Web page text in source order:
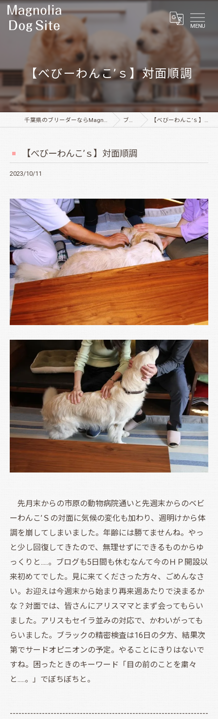
MENU
【べびーわんこ’ｓ】対面順調
千葉県のブリーダーならMagnolia Dog Site ブログ 【べびーわんこ’ｓ】対面順調
【べびーわんこ’ｓ】対面順調
2023/10/11
先月末からの市原の動物病院通いと先週末からのベビ
ーわんこ’Ｓの対面に気候の変化も加わり、週明けから体
調を崩してしまいました。年齢には勝てませんね。やっ
と少し回復してきたので、無理せずにできるものからゆ
っくりと.....。ブログも5日間も休むなんて今のＨＰ開設以
来初めてでした。見に来てくださった方々、ごめんなさ
い。お迎えは今週末から始まり再来週あたりで決まるか
な？対面では、皆さんにアリスママとまず会ってもらい
ました。アリスもセイラ並みの対応で、かわいがっても
らいました。ブラックの精密検査は16日の夕方、結果次
第でサードオピニオンの予定。やることにきりはないで
すね。困ったときのキーワード「目の前のことを粛々
と.....。」でぼちぼちと。
--------------------------------------------------------------------